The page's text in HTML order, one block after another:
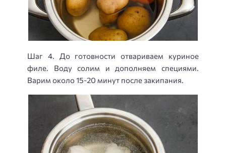
Шаг 4. До готовности отвариваем куриное
филе. Воду солим и дополняем специями.
Варим около 15-20 минут после закипания.